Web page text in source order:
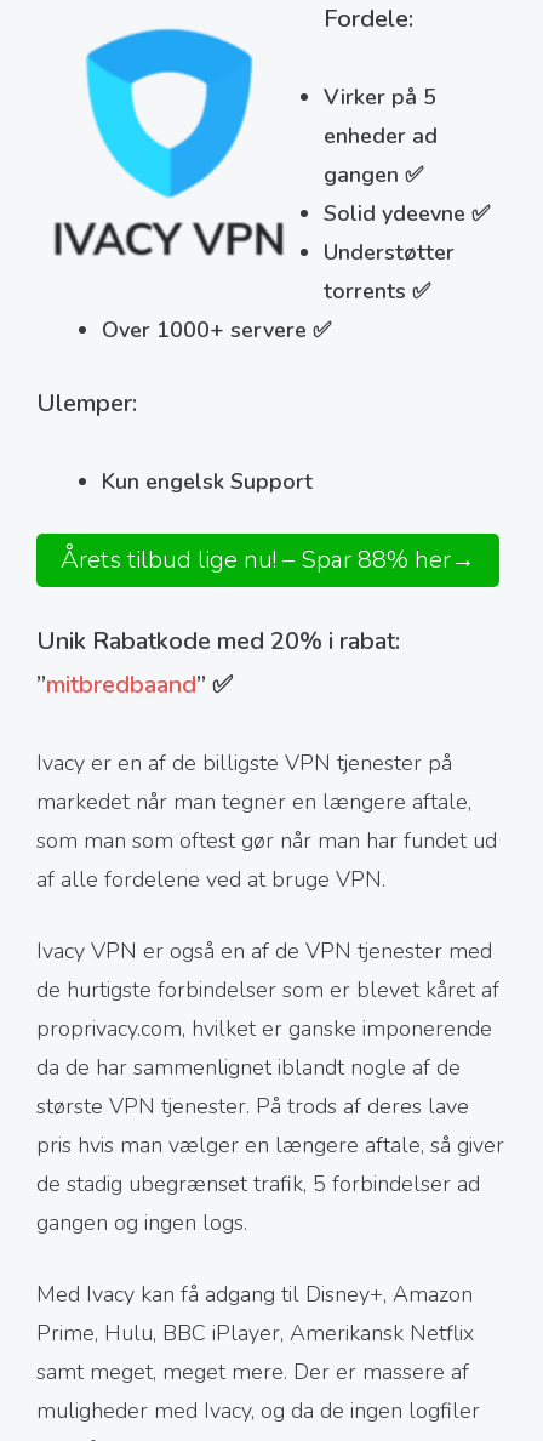
Fordele:
Virker på 5
enheder ad
gangen ✅
Solid ydeevne ✅
Understøtter
torrents ✅
Over 1000+ servere ✅
Ulemper:
Kun engelsk Support
Årets tilbud lige nu! – Spar 88% her→
Unik Rabatkode med 20% i rabat:
”mitbredbaand” ✅
Ivacy er en af de billigste VPN tjenester på
markedet når man tegner en længere aftale,
som man som oftest gør når man har fundet ud
af alle fordelene ved at bruge VPN.
Ivacy VPN er også en af de VPN tjenester med
de hurtigste forbindelser som er blevet kåret af
proprivacy.com, hvilket er ganske imponerende
da de har sammenlignet iblandt nogle af de
største VPN tjenester. På trods af deres lave
pris hvis man vælger en længere aftale, så giver
de stadig ubegrænset trafik, 5 forbindelser ad
gangen og ingen logs.
Med Ivacy kan få adgang til Disney+, Amazon
Prime, Hulu, BBC iPlayer, Amerikansk Netflix
samt meget, meget mere. Der er massere af
muligheder med Ivacy, og da de ingen logfiler